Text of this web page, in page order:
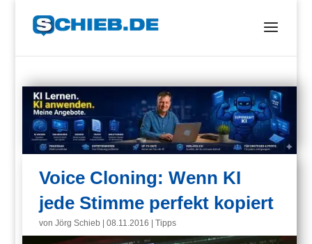
Voice Cloning: Wenn KI
jede Stimme perfekt kopiert
vonJörg Schieb |08.11.2016 |Tipps